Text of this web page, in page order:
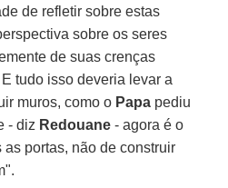
de refletir sobre estas
sobre os seres
de suas crenças
tudo isso deveria levar a
muros, como o Papa pediu
- diz Redouane - agora é o
portas, não de construir